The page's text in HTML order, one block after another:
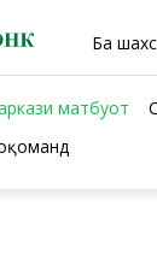
Ба
матбуот